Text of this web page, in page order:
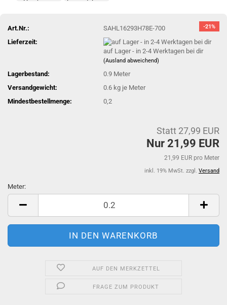
-21%
Art.Nr.:
SAHL16293H78E-700
Lieferzeit:
auf Lager - in 2-4 Werktagen bei dir
(Ausland abweichend)
Lagerbestand: 0.9 Meter
Versandgewicht:
0.6 kg je Meter
Mindestbestellmenge:
0,2
Statt 27,99 EUR
Nur 21,99 EUR
21,99 EUR pro Meter
inkl. 19% MwSt. zzgl. Versand
Meter:
Meter
AUF DEN MERKZETTEL
FRAGE ZUM PRODUKT